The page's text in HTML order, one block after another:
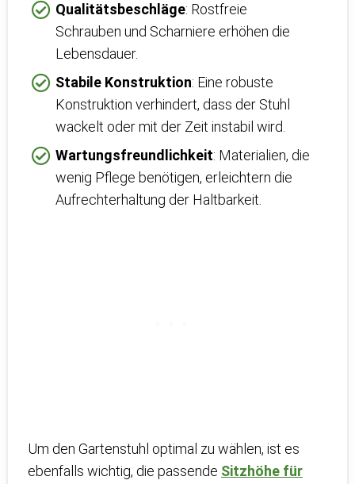
Qualitätsbeschläge: Rostfreie
Schrauben und Scharniere erhöhen die
Lebensdauer.
Stabile Konstruktion: Eine robuste
Konstruktion verhindert, dass der Stuhl
wackelt oder mit der Zeit instabil wird.
Wartungsfreundlichkeit: Materialien, die
wenig Pflege benötigen, erleichtern die
Aufrechterhaltung der Haltbarkeit.
Um den Gartenstuhl optimal zu wählen, ist es
ebenfalls wichtig, die passende Sitzhöhe für